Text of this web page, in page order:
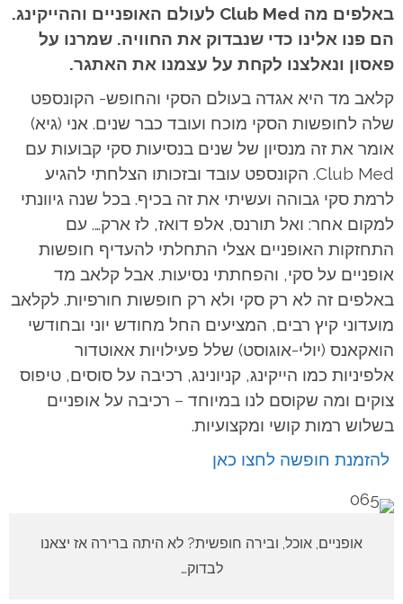
באלפים מה Club Med לעולם האופניים וההייקינג.
הם פנו אלינו כדי שנבדוק את החוויה. שמרנו על
פאסון ונאלצנו לקחת על עצמנו את האתגר.
קלאב מד היא אגדה בעולם הסקי והחופש- הקונספט
שלה לחופשות הסקי מוכח ועובד כבר שנים. אני (גיא)
אומר את זה מנסיון של שנים בנסיעות סקי קבועות עם
Club Med. הקונספט עובד ובזכותו הצלחתי להגיע
לרמת סקי גבוהה ועשיתי את זה בכיף. בכל שנה גיוונתי
למקום אחר: ואל תורנס, אלפ דואז, לז ארק…. עם
התחזקות האופניים אצלי התחלתי להעדיף חופשות
אופניים על סקי, והפחתתי נסיעות. אבל קלאב מד
באלפים זה לא רק סקי ולא רק חופשות חורפיות. לקלאב
מועדוני קיץ רבים, המציעים החל מחודש יוני ובחודשי
הואקאנס (יולי-אוגוסט) שלל פעילויות אאוטדור
אלפיניות כמו הייקינג, קניונינג, רכיבה על סוסים, טיפוס
צוקים ומה שקוסם לנו במיוחד – רכיבה על אופניים
בשלוש רמות קושי ומקצועיות.
להזמנת חופשה לחצו כאן
אופניים, אוכל, ובירה חופשית? לא היתה ברירה אז יצאנו
לבדוק…